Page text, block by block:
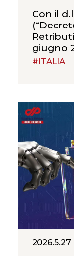
Con il
giugno
la
parità di
e donne
o per un
#ITALIA
2026.5.27